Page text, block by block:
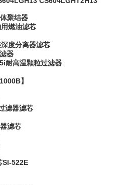
聚结器
燃油滤芯
度分离器滤芯
器
耐高温颗粒过滤器
】
滤器滤芯
滤芯
SI-522E